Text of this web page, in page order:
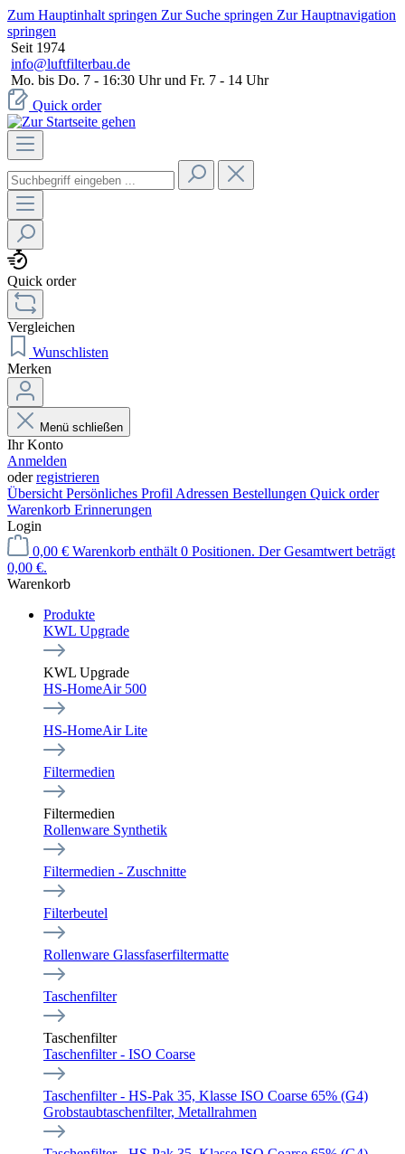
Zum Hauptinhalt springen Zur Suche springen Zur Hauptnavigation
springen
Seit 1974
info@luftfilterbau.de
Mo. bis Do. 7 - 16:30 Uhr und Fr. 7 - 14 Uhr
Quick order
Quick order
Vergleichen
Wunschlisten
Merken
Menü schließen
Ihr Konto
Anmelden
oderregistrieren
Übersicht Persönliches Profil Adressen Bestellungen Quick order
Warenkorb Erinnerungen
Login
0,00 € Warenkorb enthält 0 Positionen. Der Gesamtwert beträgt
0,00 €.
Warenkorb
Produkte
KWL Upgrade
KWL Upgrade
HS-HomeAir 500
HS-HomeAir Lite
Filtermedien
Filtermedien
Rollenware Synthetik
Filtermedien - Zuschnitte
Filterbeutel
Rollenware Glassfaserfiltermatte
Taschenfilter
Taschenfilter
Taschenfilter - ISO Coarse
Taschenfilter - HS-Pak 35, Klasse ISO Coarse 65% (G4)
Grobstaubtaschenfilter, Metallrahmen